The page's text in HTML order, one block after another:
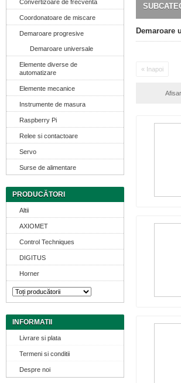
Convertizoare de frecventa
Coordonatoare de miscare
Demaroare progresive
Demaroare universale
Elemente diverse de
automatizare
Elemente mecanice
Instrumente de masura
Raspberry Pi
Relee si contactoare
Servo
Surse de alimentare
PRODUCĂTORI
Altii
AXIOMET
Control Techniques
DIGITUS
Horner
INFORMATII
Livrare si plata
Termeni si conditii
Despre noi
Demaroare
« Inapoi